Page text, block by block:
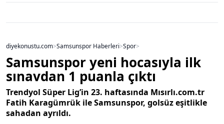
diyekonustu.com>Samsunspor Haberleri>Spor>
Samsunspor yeni hocasıyla ilk
sınavdan 1 puanla çıktı
Trendyol Süper Lig’in 23. haftasında Mısırlı.com.tr
Fatih Karagümrük ile Samsunspor, golsüz eşitlikle
sahadan ayrıldı.